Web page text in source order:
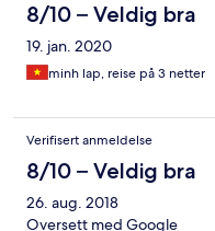
8/10 – Veldig bra
19. jan. 2020
minh lap, reise på 3 netter
Verifisert anmeldelse
8/10 – Veldig bra
26. aug. 2018
Oversett med Google